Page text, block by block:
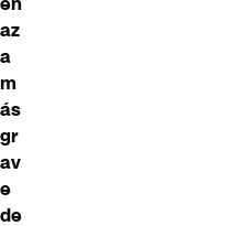
az
a
m
ás
gr
av
e
de